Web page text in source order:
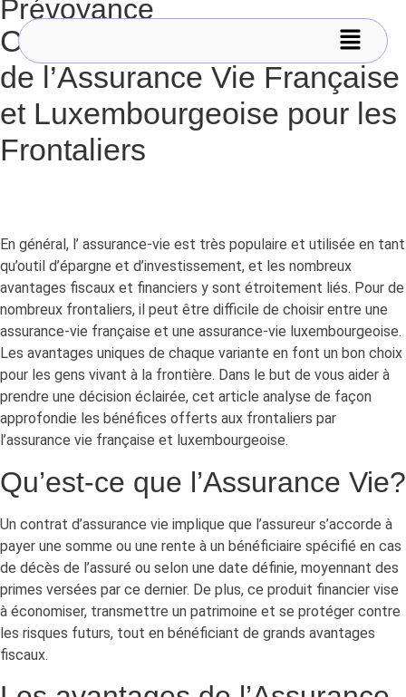
Prévoyance
Comprendre les Avantages
de l’Assurance Vie Française
et Luxembourgeoise pour les
Frontaliers
En général, l’ assurance-vie est très populaire et utilisée en tant
qu’outil d’épargne et d’investissement, et les nombreux
avantages fiscaux et financiers y sont étroitement liés. Pour de
nombreux frontaliers, il peut être difficile de choisir entre une
assurance-vie française et une assurance-vie luxembourgeoise.
Les avantages uniques de chaque variante en font un bon choix
pour les gens vivant à la frontière. Dans le but de vous aider à
prendre une décision éclairée, cet article analyse de façon
approfondie les bénéfices offerts aux frontaliers par
l’assurance vie française et luxembourgeoise.
Qu’est-ce que l’Assurance Vie?
Un contrat d’assurance vie implique que l’assureur s’accorde à
payer une somme ou une rente à un bénéficiaire spécifié en cas
de décès de l’assuré ou selon une date définie, moyennant des
primes versées par ce dernier. De plus, ce produit financier vise
à économiser, transmettre un patrimoine et se protéger contre
les risques futurs, tout en bénéficiant de grands avantages
fiscaux.